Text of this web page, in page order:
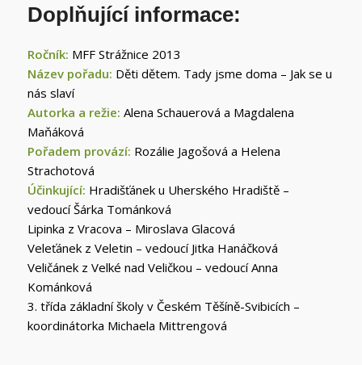
Doplňující informace:
Ročník: MFF Strážnice 2013
Název pořadu: Děti dětem. Tady jsme doma – Jak se u
nás slaví
Autorka a režie: Alena Schauerová a Magdalena
Maňáková
Pořadem provází: Rozálie Jagošová a Helena
Strachotová
Účinkující: Hradišťánek u Uherského Hradiště –
vedoucí Šárka Tománková
Lipinka z Vracova – Miroslava Glacová
Veleťánek z Veletin – vedoucí Jitka Hanáčková
Veličánek z Velké nad Veličkou – vedoucí Anna
Kománková
3. třída základní školy v Českém Těšíně-Svibicích –
koordinátorka Michaela Mittrengová